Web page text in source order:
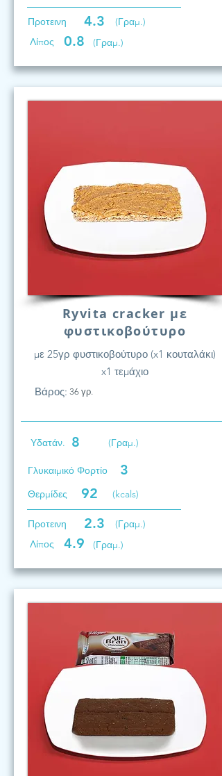
Προτεινη 4.3
(Γραμ.)
Λίπος
0.8 (Γραμ.)
Ryvita cracker με
φυστικοβούτυρο
με 25γρ φυστικοβούτυρο (x1 κουταλάκι)
x1 τεμάχιο
Βάρος: 36 γρ.
Υδατάν. 8 (Γραμ.)
Γλυκαιμικό Φορτίο 3
Θερμίδες 92 (kcals)
Προτεινη 2.3
(Γραμ.)
Λίπος
4.9 (Γραμ.)